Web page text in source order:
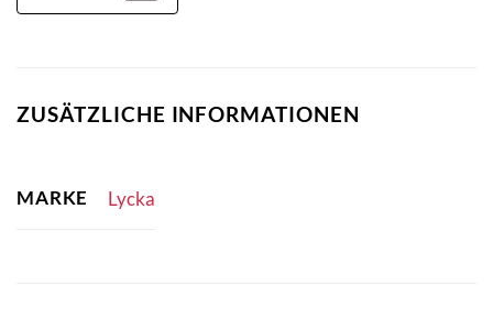
ZUSÄTZLICHE INFORMATIONEN
MARKE Lycka